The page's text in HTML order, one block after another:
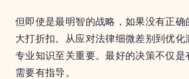
但即使是最明智的战略，如果没有正确
大打折扣。从应对法律细微差别到优
专业知识至关重要。最好的决策不仅
需要有指导。